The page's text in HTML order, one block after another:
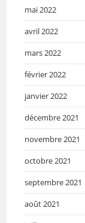
mai 2022
avril 2022
mars 2022
février 2022
janvier 2022
décembre 2021
novembre 2021
octobre 2021
septembre 2021
août 2021